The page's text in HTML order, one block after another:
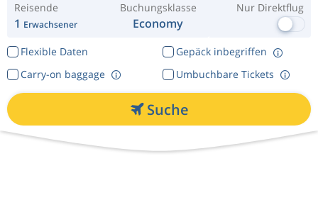
Reisende
1 Erwachsener
Buchungsklasse
Economy
Nur Direktflug
Flexible Daten
Gepäck inbegriffen
Umbuchbare Tickets
Carry-on baggage
Suche